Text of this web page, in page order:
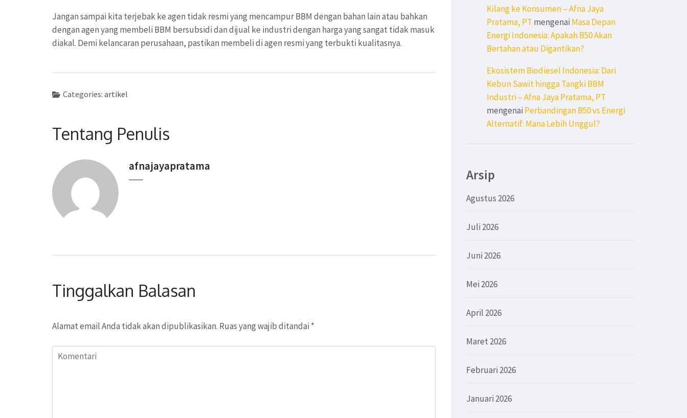
Jangan sampai kita terjebak ke agen tidak resmi yang mencampur BBM dengan bahan lain atau bahkan
dengan agen yang membeli BBM bersubsidi dan dijual ke industri dengan harga yang sangat tidak masuk
diakal. Demi kelancaran perusahaan, pastikan membeli di agen resmi yang terbukti kualitasnya.
Categories: artikel
Tentang Penulis
afnajayapratama
Tinggalkan Balasan
Alamat email Anda tidak akan dipublikasikan. Ruas yang wajib ditandai *
Komentari
Kilang ke Konsumen – Afna Jaya
Pratama, PT mengenai Masa Depan
Energi Indonesia: Apakah B50 Akan
Bertahan atau Digantikan?
Ekosistem Biodiesel Indonesia: Dari
Kebun Sawit hingga Tangki BBM
Industri – Afna Jaya Pratama, PT
mengenai Perbandingan B50 vs Energi
Alternatif: Mana Lebih Unggul?
Arsip
Agustus 2026
Juli 2026
Juni 2026
Mei 2026
April 2026
Maret 2026
Februari 2026
Januari 2026